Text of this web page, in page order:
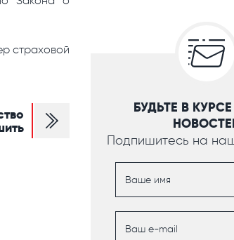
страховой
БУДЬТЕ В
Подпишитесь на